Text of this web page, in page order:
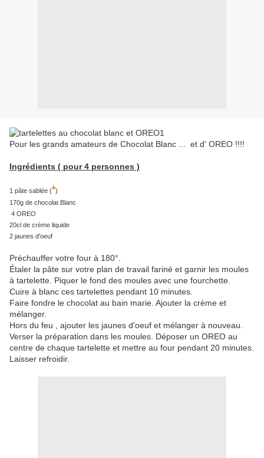
Pour les grands amateurs de Chocolat Blanc ... et d' OREO !!!!
Ingrédients ( pour 4 personnes )
1 pâte sablée (*)
170g de chocolat Blanc
4 OREO
20cl de crème liquide
2 jaunes d'oeuf
Préchauffer votre four à 180°.
Étaler la pâte sur votre plan de travail fariné et garnir les moules
à tartelette. Piquer le fond des moules avec une fourchette.
Cuire à blanc ces tartelettes pendant 10 minutes.
Faire fondre le chocolat au bain marie. Ajouter la crème et
mélanger.
Hors du feu , ajouter les jaunes d'oeuf et mélanger à nouveau.
Verser la préparation dans les moules. Déposer un OREO au
centre de chaque tartelette et mettre au four pendant 20 minutes.
Laisser refroidir.